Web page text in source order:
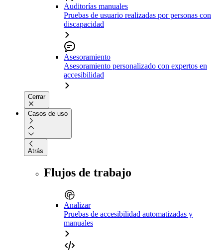
Auditorías manuales
Pruebas de usuario realizadas por personas con
discapacidad
Asesoramiento
Asesoramiento personalizado con expertos en
accesibilidad
Cerrar
Casos de uso
Atrás
Flujos de trabajo
Analizar
Pruebas de accesibilidad automatizadas y
manuales